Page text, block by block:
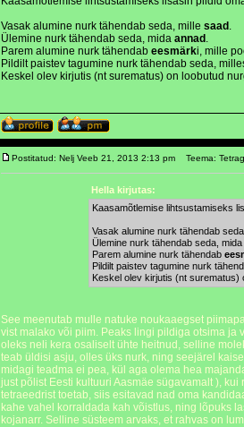
Vasak alumine nurk tähendab seda, mille saad .
Ülemine nurk tähendab seda, mida annad .
Parem alumine nurk tähendab eesmärki, mille
Pildilt paistev tagumine nurk tähendab seda,
Keskel olev kirjutis (nt surematus) on loobutud
Postitatud: Nelj Veeb 21, 2013 2:13 pm Teema:
Hella kirjutas:
Kaasamõtlemise lihtsustamiseks
Vasak alumine nurk tähendab
Ülemine nurk tähendab seda, mida
Parem alumine nurk tähendab
Pildilt paistev tagumine nurk
Keskel olev kirjutis (nt surematus)
See meenutab mulle natuke noukaaegset
vist malako või piim. Peaks lingi pildiga otsima ja
oleks neli kera osaliselt ühte heitnud, selline
teab üldisi asju, olles üks nurk, ning seejärel
midagi teadma ei pea, kül aga olema hea
just põlist Eesti kultuuri Aasmäe sügavamalt ),
tetraeedrist toetab, siis esitavad nad oma
kahe vahel korraldada kah võistlus, ning lõpuks
kojanarr. Selline süsteem arvaks, et rahvas on